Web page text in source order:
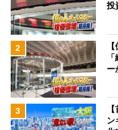
投
2
ー
3
ン